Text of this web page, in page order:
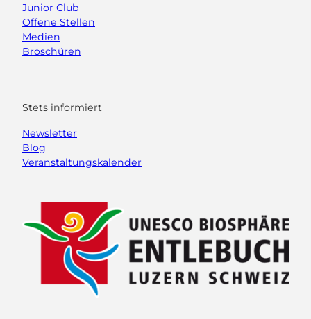
Junior Club
Offene Stellen
Medien
Broschüren
Stets informiert
Newsletter
Blog
Veranstaltungskalender